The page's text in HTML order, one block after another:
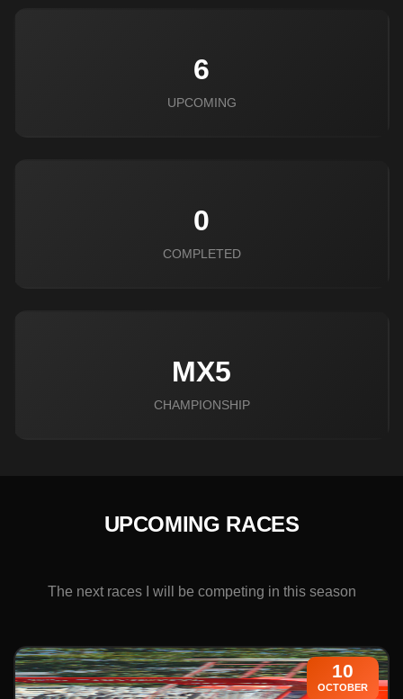
6
UPCOMING
0
COMPLETED
MX5
CHAMPIONSHIP
UPCOMING RACES
The next races I will be competing in this season
10
OCTOBER